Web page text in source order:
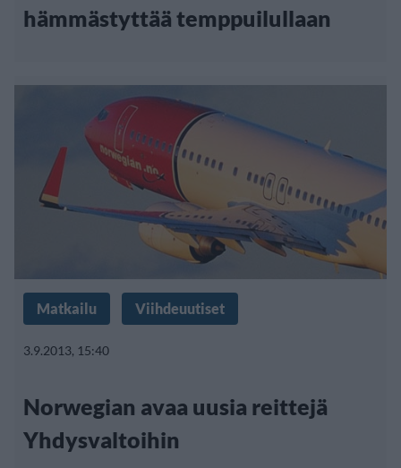
hämmästyttää temppuilullaan
Matkailu Viihdeuutiset
3.9.2013, 15:40
Norwegian avaa uusia reittejä
Yhdysvaltoihin